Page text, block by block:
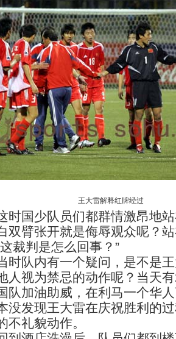
王大雷解释红牌经过
国少队员们都群情激昂地站
双臂张开就是侮辱观众呢？
裁判是怎么回事？”
队内有一个疑问，是不是王
人视为禁忌的动作呢？当天
队加油助威，在利马一个华
没发现王大雷在庆祝胜利的
不礼貌动作。